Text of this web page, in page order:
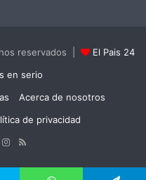
reservados |
El Pais 24
en serio
Acerca de nosotros
de privacidad
Instagram
RSS